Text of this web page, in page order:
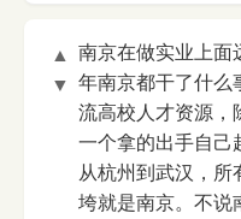
▲
▼
南京在做实业上
年南京都干了什么
流高校人才资源，
一个拿的出手自己
从杭州到武汉，所
垮就是南京。不说